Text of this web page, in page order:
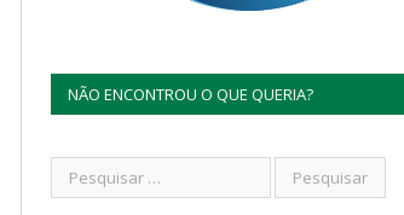
NÃO ENCONTROU O QUE QUERIA?